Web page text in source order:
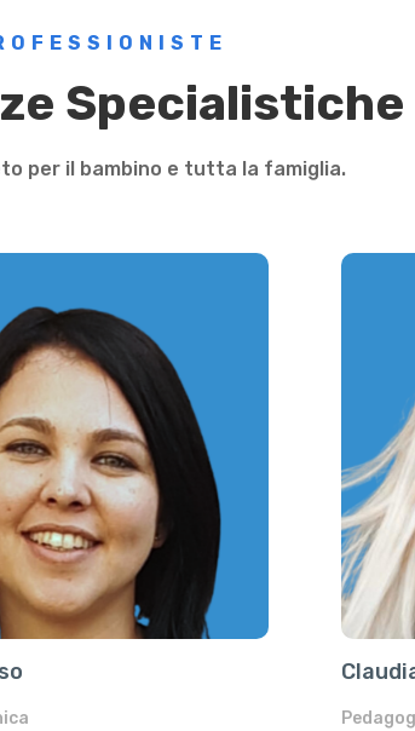
Specialistiche
per il bambino e tutta la famiglia.